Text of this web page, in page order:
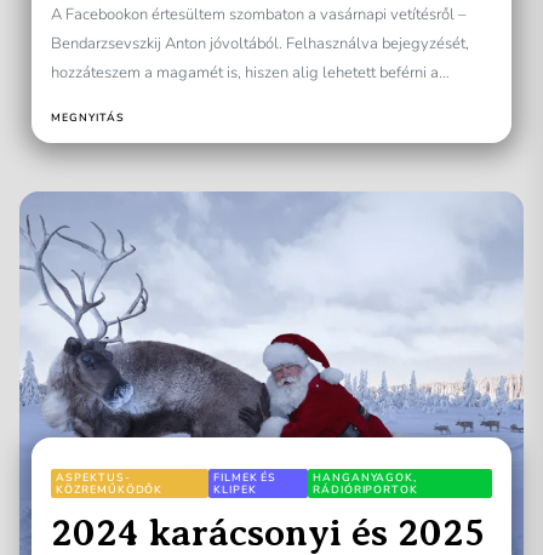
bemutatták!
A Facebookon értesültem szombaton a vasárnapi vetítésről –
Bendarzsevszkij Anton jóvoltából. Felhasználva bejegyzését,
hozzáteszem a magamét is, hiszen alig lehetett beférni a
MEGNYITÁS
ASPEKTUS-
KÖZREMŰKÖDŐK
FILMEK ÉS
KLIPEK
HANGANYAGOK,
RÁDIÓRIPORTOK
2024 karácsonyi és 2025